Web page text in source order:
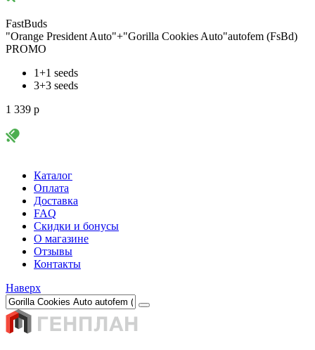
FastBuds
"Orange President Auto"+"Gorilla Cookies Auto"autofem (FsBd)
PROMO
1+1 seeds
3+3 seeds
1 339 p
Каталог
Оплата
Доставка
FAQ
Скидки и бонусы
О магазине
Отзывы
Контакты
Наверх